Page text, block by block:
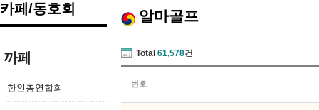
카페/동호회
까페
한인총연합회
알마골프
Total 61,578건
번호